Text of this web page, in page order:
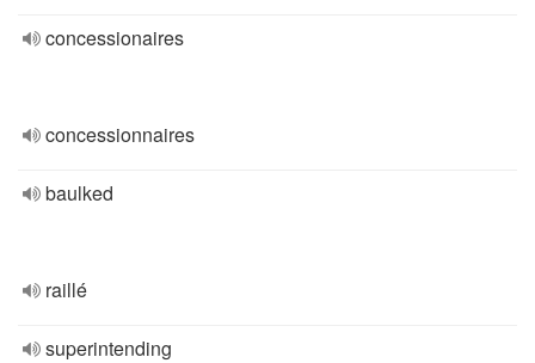
concessionaires
concessionnaires
baulked
raillé
superintending